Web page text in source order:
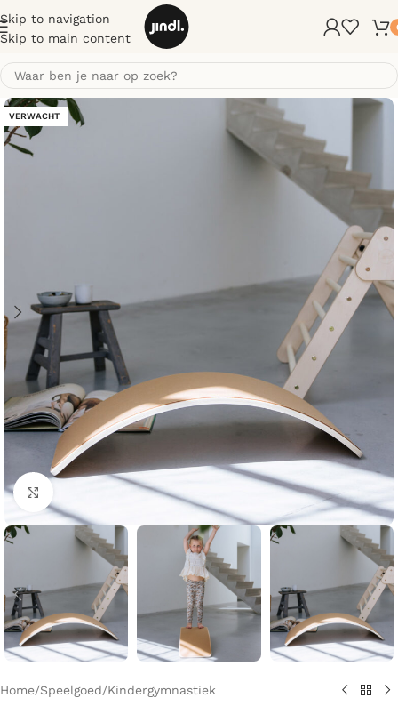
Skip to navigation
Skip to main content
VERWACHT
Klik om te vergroten
Home/Speelgoed/Kindergymnastiek